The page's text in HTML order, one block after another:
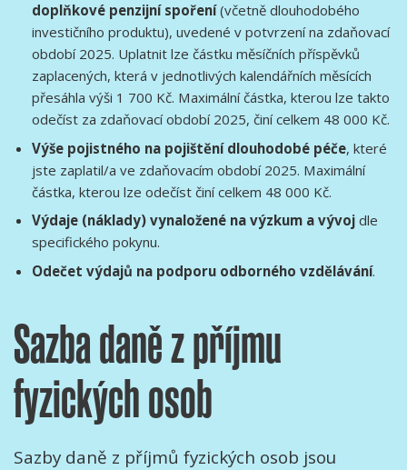
doplňkové penzijní spoření(včetně dlouhodobého
investičního produktu), uvedené v potvrzení na zdaňovací
období 2025. Uplatnit lze částku měsíčních příspěvků
zaplacených, která v jednotlivých kalendářních měsících
přesáhla výši 1 700 Kč. Maximální částka, kterou lze takto
odečíst za zdaňovací období 2025, činí celkem 48 000 Kč.
Výše pojistného na pojištění dlouhodobé péče, které
jste zaplatil/a ve zdaňovacím období 2025. Maximální
částka, kterou lze odečíst činí celkem 48 000 Kč.
Výdaje (náklady) vynaložené na výzkum a vývoj dle
specifického pokynu.
Odečet výdajů na podporu odborného vzdělávání.
Sazba daně z příjmu
fyzických osob
Sazby daně z příjmů fyzických osob jsou